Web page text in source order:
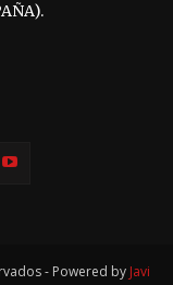
- Powered by Javi